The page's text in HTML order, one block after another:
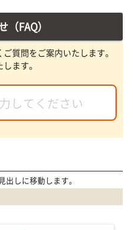
FAQ）
質問をご案内いたします。
ます。
しに移動します。